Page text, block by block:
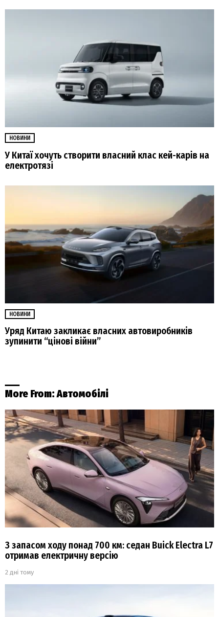
НОВИНИ
У Китаї хочуть створити власний клас кей-карів на
електротязі
НОВИНИ
Уряд Китаю закликає власних автовиробників
зупинити “цінові війни”
More From:Автомобілі
З запасом ходу понад 700 км: седан Buick Electra L7
отримав електричну версію
2 дні тому